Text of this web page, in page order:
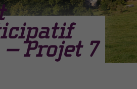
– Projet 7